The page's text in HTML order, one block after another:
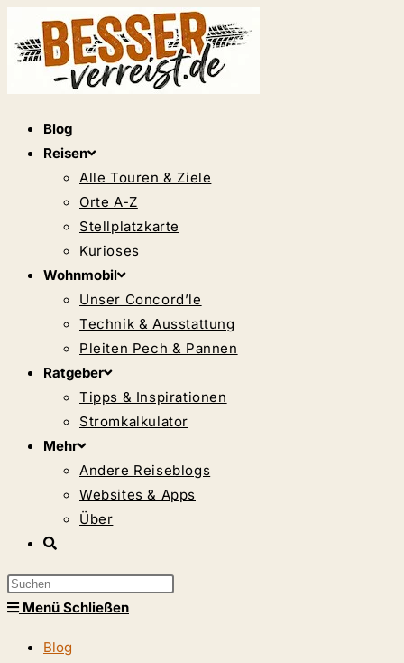
Inhalt
springen
Blog
Reisen
Alle Touren & Ziele
Orte A-Z
Stellplatzkarte
Kurioses
Wohnmobil
Unser Concord’le
Technik & Ausstattung
Pleiten Pech & Pannen
Ratgeber
Tipps & Inspirationen
Stromkalkulator
Mehr
Andere Reiseblogs
Websites & Apps
Über
Website-
umschalten
Press
Menü Schließen
Blog